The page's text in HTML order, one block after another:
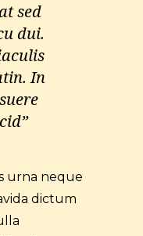
sed
dui.
In
urna neque
dictum